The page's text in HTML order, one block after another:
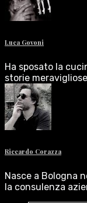
Luca Govoni
Ha sposato la
storie
Riccardo Corazza
Nasce a Bologna
la consulenza